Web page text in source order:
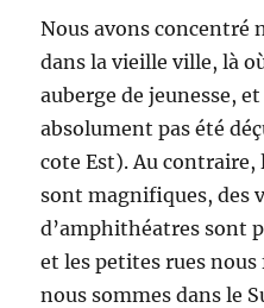
Nous avons concentré
dans la vieille ville, là
auberge de jeunesse,
absolument pas été
cote Est). Au contraire,
sont magnifiques, des
d’amphithéatres sont
et les petites rues
nous sommes dans le